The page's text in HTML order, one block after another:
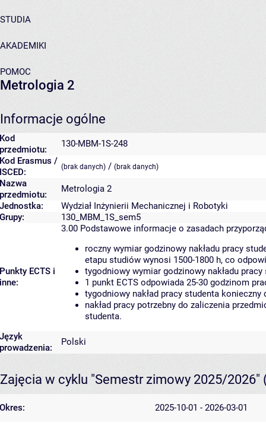
STUDIA
AKADEMIKI
POMOC
Metrologia 2
Informacje ogólne
Kod
przedmiotu:
130-MBM-1S-248
Kod Erasmus /
ISCED:
(brak danych) / (brak danych)
Nazwa
przedmiotu:
Metrologia 2
Jednostka:
Wydział Inżynierii Mechanicznej i Robotyki
Grupy:
130_MBM_1S_sem5
Punkty ECTS i
inne:
3.00 Podstawowe informacje o zasadach
roczny wymiar godzinowy nakładu pracy
etapu studiów wynosi 1500-1800 h, co
tygodniowy wymiar godzinowy nakładu
1 punkt ECTS odpowiada 25-30 godzinom
tygodniowy nakład pracy studenta
nakład pracy potrzebny do zaliczenia
studenta.
Język
prowadzenia:
Polski
Zajęcia w cyklu "Semestr zimowy 2025/2026"
Okres: 2025-10-01 - 2026-03-01